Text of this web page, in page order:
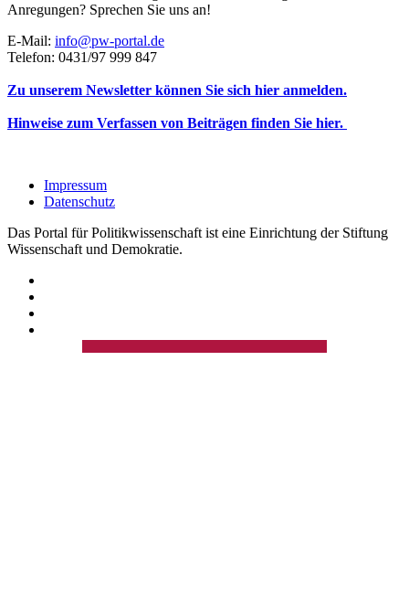
Anregungen? Sprechen Sie uns an!
E-Mail: info@pw-portal.de
Telefon: 0431/97 999 847
Zu unserem Newsletter können Sie sich hier anmelden.
Hinweise zum Verfassen von Beiträgen finden Sie hier.
Impressum
Datenschutz
Das Portal für Politikwissenschaft ist eine Einrichtung der Stiftung
Wissenschaft und Demokratie.